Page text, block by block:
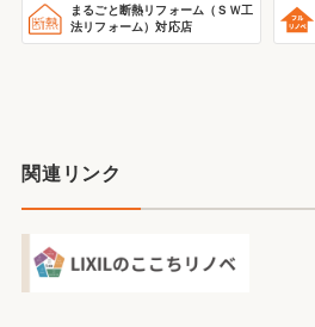
まるごと断熱リフォーム
（ＳＷ工
法リフォーム）対応店
関連リンク